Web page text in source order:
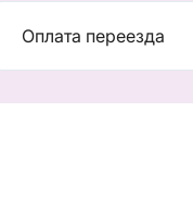
Оплата переезда